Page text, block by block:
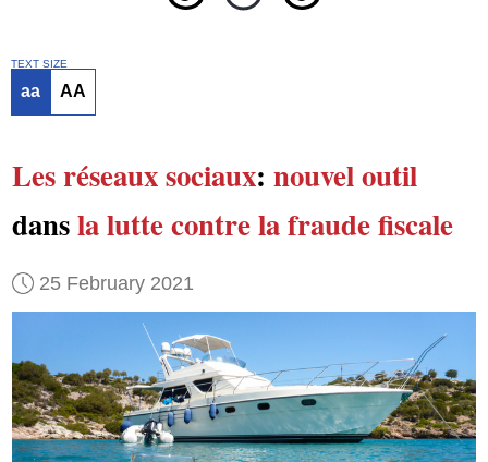
TEXT SIZE
aa AA
Les réseaux sociaux: nouvel outil
dansla luttecontre la fraude fiscale
25 February 2021